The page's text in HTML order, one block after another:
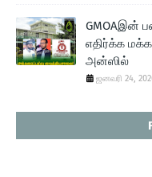
GMOAஇன்
எதிர்க்க
அன்ஸில்
ஜனவரி 24,